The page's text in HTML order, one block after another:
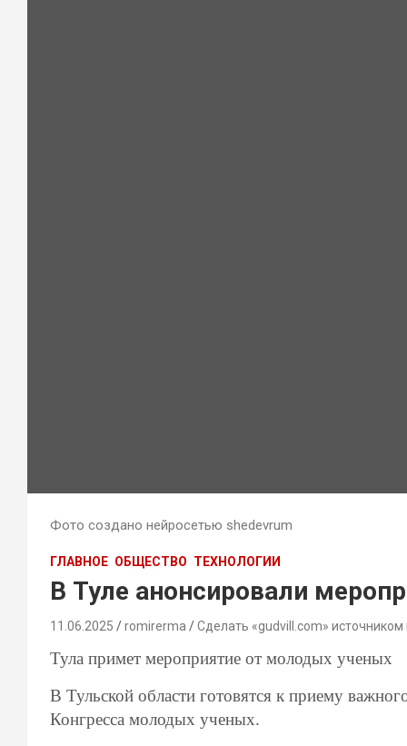
Фото создано нейросетью shedevrum
ГЛАВНОЕ ОБЩЕСТВО ТЕХНОЛОГИИ
В Туле анонсировали
11.06.2025 romirerma Сделать «gudvill.com» источником
Тула примет мероприятие от молодых ученых
В Тульской области готовятся к приему
Конгресса молодых ученых.